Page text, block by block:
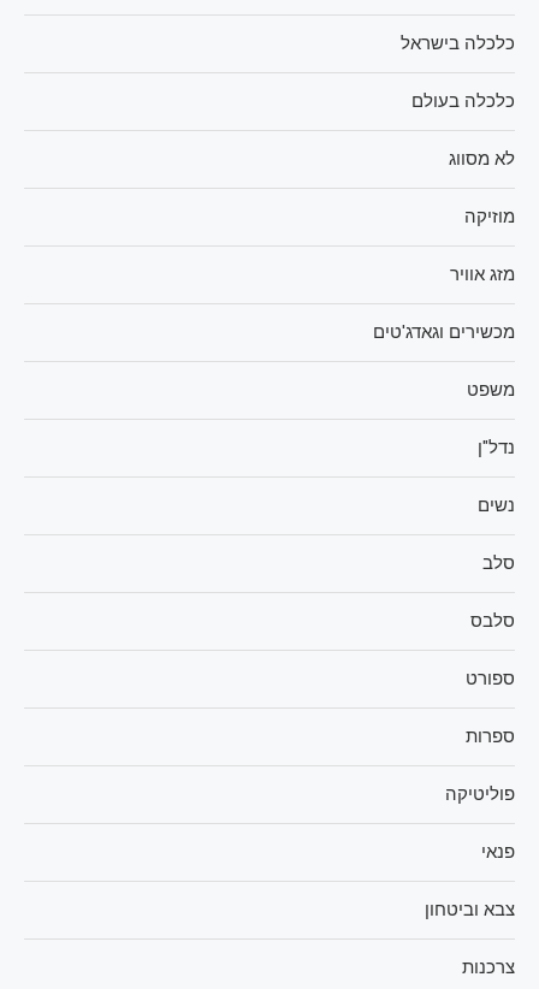
כלכלה בישראל
כלכלה בעולם
לא מסווג
מוזיקה
מזג אוויר
מכשירים וגאדג'טים
משפט
נדל"ן
נשים
סלב
סלבס
ספורט
ספרות
פוליטיקה
פנאי
צבא וביטחון
צרכנות